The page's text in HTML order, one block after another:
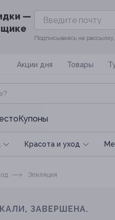
—
Подписываясь на
Акции дня Товары
Красота и уход
Эпиляция
ЗАВЕРШЕНА.